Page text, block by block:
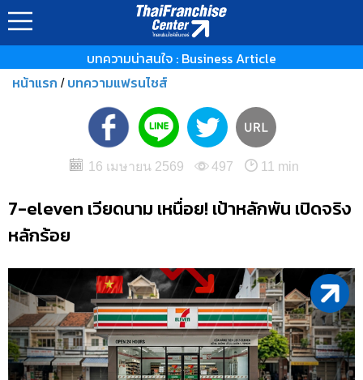
บทความน่าสนใจ : Business Article
หน้าแรก / บทความแฟรนไชส์
16 เมษายน 2569 497 11 min
7-eleven เวียดนาม เหนื่อย! เป้าหลักพัน เปิดจริง
หลักร้อย